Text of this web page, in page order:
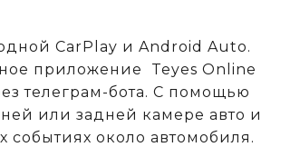
CarPlay и Android Auto.
приложение Teyes Online
телеграм-бота. С помощью
или задней камере авто и
событиях около автомобиля.